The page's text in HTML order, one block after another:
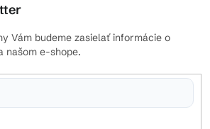
Vám budeme zasielať informácie o
našom e-shope.